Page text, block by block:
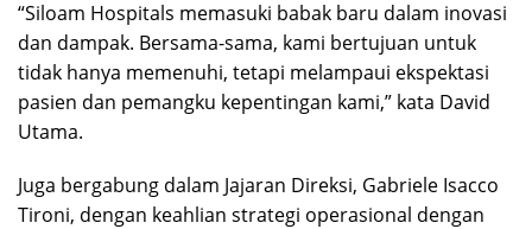
“Siloam Hospitals memasuki babak baru dalam inovasi
dan dampak. Bersama-sama, kami bertujuan untuk
tidak hanya memenuhi, tetapi melampaui ekspektasi
pasien dan pemangku kepentingan kami,” kata David
Utama.
Juga bergabung dalam Jajaran Direksi, Gabriele Isacco
Tironi, dengan keahlian strategi operasional dengan